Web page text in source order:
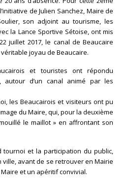
de Julien Sanchez, Maire de
son adjoint au tourisme, les
la Lance Sportive Sétoise, ont mis
juillet 2017, le canal de Beaucaire
joyau de Beaucaire.
et touristes ont répondu
autour d’un canal animé par les
les Beaucairois et visiteurs ont pu
du Maire, qui, pour la deuxième
le maillot » en affrontant son
tournoi et la participation du public,
avant de se retrouver en Mairie
et un apéritif convivial.